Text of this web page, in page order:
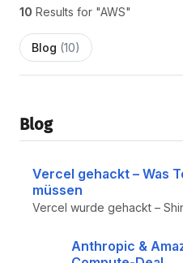
10 Results for "AWS"
Blog (10)
Blog
Vercel gehackt – Was
müssen
Anthropic &